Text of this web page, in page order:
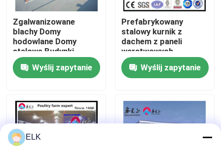
Skontaktuj się z nami
Nowości
Sprawy
Poproś o wycenę
Magazyn Konstrukcji Stalowych
Zgalwanizowane
blachy Domy
hodowlane Domy
stalowe Budynki
hodowlane Domy
kurczakiWyślij zapytanie
Prefabrykowany
stalowy kurnik z
dachem z paneli
warstwowych
Wyślij zapytanie
ELK